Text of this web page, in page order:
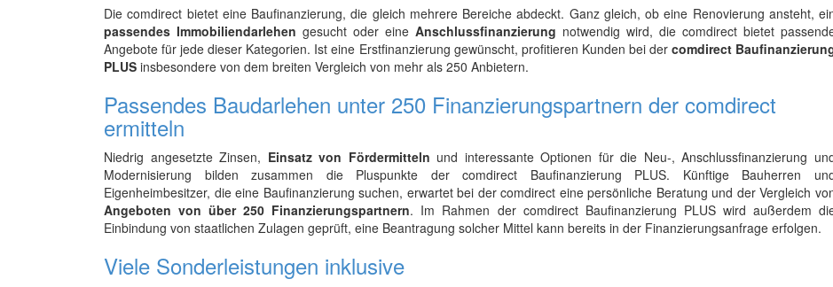
Die comdirect bietet eine Baufinanzierung, die gleich mehrere Bereiche abdeckt. Ganz gleich, ob eine Renovierung ansteht,
passendes Immobiliendarlehen gesucht oder eine Anschlussfinanzierung notwendig wird, die comdirect bietet
Angebote für jede dieser Kategorien. Ist eine Erstfinanzierung gewünscht, profitieren Kunden bei der comdirect
PLUS insbesondere von dem breiten Vergleich von mehr als 250 Anbietern.
Passendes Baudarlehen unter 250 Finanzierungspartnern der comdirect
ermitteln
Niedrig angesetzte Zinsen, Einsatz von Fördermitteln und interessante Optionen für die Neu-, Anschlussfinanzierung
Modernisierung bilden zusammen die Pluspunkte der comdirect Baufinanzierung PLUS. Künftige Bauherren
Eigenheimbesitzer, die eine Baufinanzierung suchen, erwartet bei der comdirect eine persönliche Beratung und der Vergleich
Angeboten von über 250 Finanzierungspartnern. Im Rahmen der comdirect Baufinanzierung PLUS wird außerdem
Einbindung von staatlichen Zulagen geprüft, eine Beantragung solcher Mittel kann bereits in der Finanzierungsanfrage erfolgen.
Viele Sonderleistungen inklusive